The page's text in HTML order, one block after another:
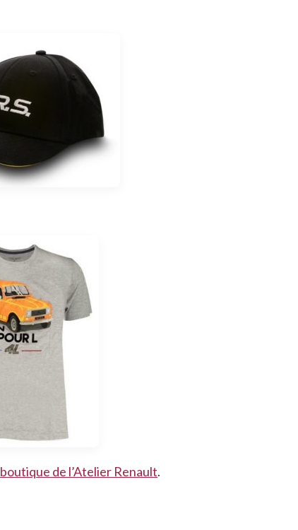
boutique de l’Atelier Renault.